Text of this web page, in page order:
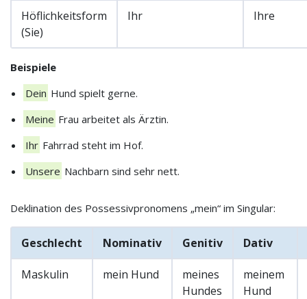
Höflichkeitsform
(Sie)
Ihr Ihre
Beispiele
Dein Hund spielt gerne.
Meine Frau arbeitet als Ärztin.
Ihr Fahrrad steht im Hof.
Unsere Nachbarn sind sehr nett.
Deklination des Possessivpronomens „mein“ im Singular:
Geschlecht Nominativ Genitiv Dativ
Maskulin mein Hund
meines
Hundes
meinem
Hund